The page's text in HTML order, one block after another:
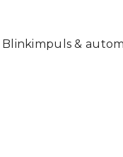
Blinkimpuls &